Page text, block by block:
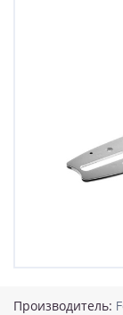
Производитель: